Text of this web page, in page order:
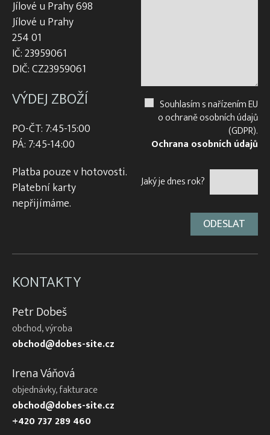
Jílové u Prahy 698
Jílové u Prahy
254 01
IČ: 23959061
DIČ: CZ23959061
VÝDEJ ZBOŽÍ
PO-ČT: 7:45-15:00
PÁ: 7:45-14:00
Platba pouze v hotovosti.
Platební karty
nepřijímáme.
Souhlasím s nařízením EU
o ochraně osobních údajů
(GDPR).
Ochrana osobních údajů
Jaký je dnes rok?
KONTAKTY
Petr Dobeš
obchod, výroba
obchod@dobes-site.cz
Irena Váňová
objednávky, fakturace
obchod@dobes-site.cz
+420 737 289 460